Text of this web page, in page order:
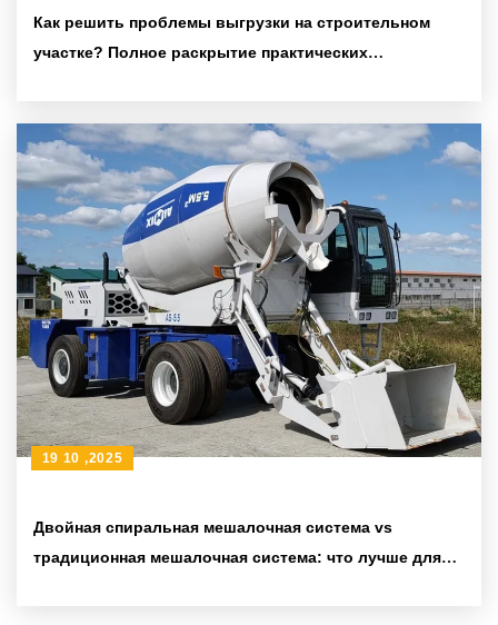
Как решить проблемы выгрузки на строительном
участке? Полное раскрытие практических
Двойная спиральная мешалочная система vs
традиционная мешалочная система: что лучше для
19 10 ,2025